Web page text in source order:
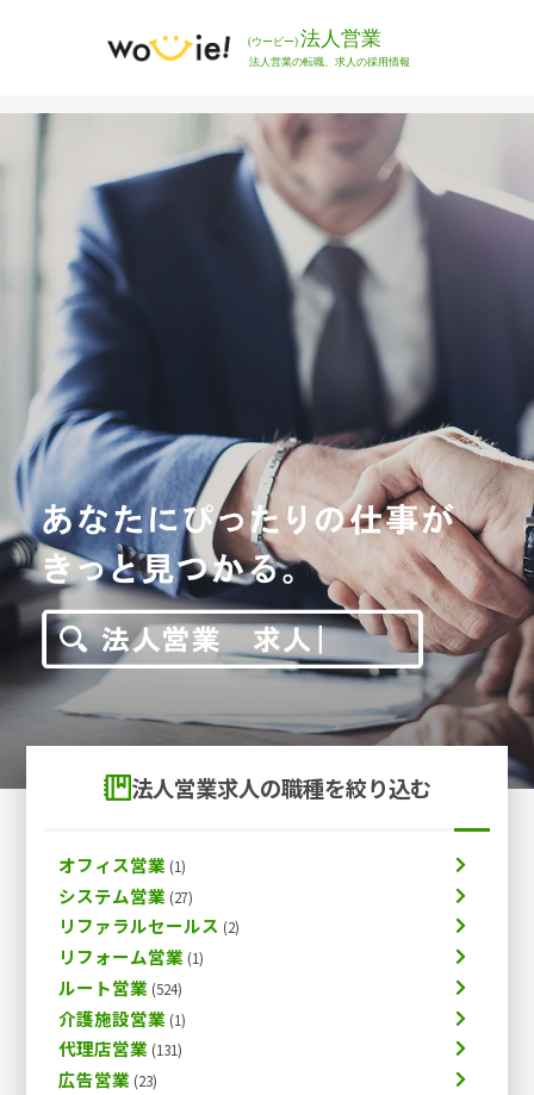
法人営業求人の職種を絞り込む
オフィス営業
システム営業
リファラルセールス
リフォーム営業
ルート営業
介護施設営業
代理店営業
広告営業